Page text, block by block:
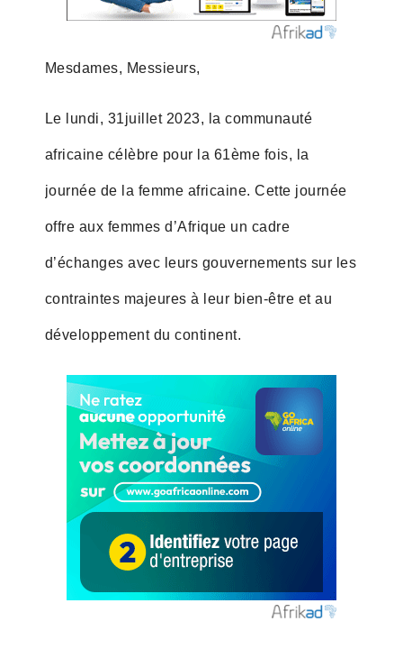
Mesdames, Messieurs,
Le lundi, 31juillet 2023, la communauté
africaine célèbre pour la 61ème fois, la
journée de la femme africaine. Cette journée
offre aux femmes d’Afrique un cadre
d’échanges avec leurs gouvernements sur les
contraintes majeures à leur bien-être et au
développement du continent.